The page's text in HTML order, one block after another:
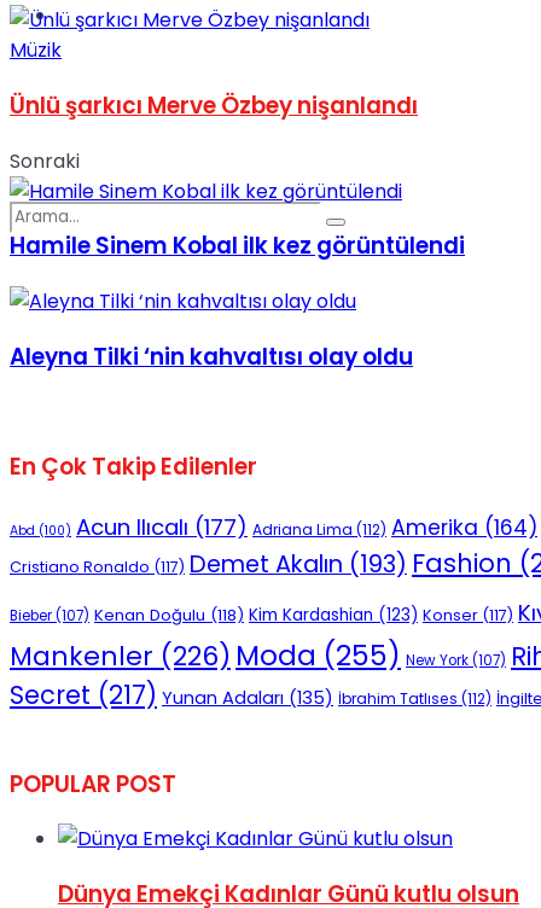
Podcast
View All Result
Müzik
Ünlü şarkıcı Merve Özbey nişanlandı
Sonraki
Hamile Sinem Kobal ilk kez görüntülendi
Aleyna Tilki ‘nin kahvaltısı olay oldu
En Çok Takip Edilenler
Abd (100) Acun Ilıcalı (177) Adriana Lima (112) Amerika (164)
Cristiano Ronaldo (117) Demet Akalın (193) Fashion
Bieber(107) Kenan Doğulu (118) Kim Kardashian (123) Konser (117)
Mankenler (226) Moda (255) New York(107)
Secret (217) Yunan Adaları (135) İbrahim Tatlıses (112)
POPULAR POST
Dünya Emekçi Kadınlar Günü kutlu olsun